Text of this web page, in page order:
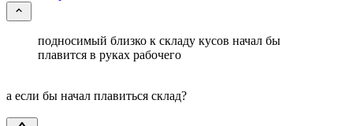
подносимый близко к складу кусов начал бы
плавится в руках рабочего
а если бы начал плавиться склад?